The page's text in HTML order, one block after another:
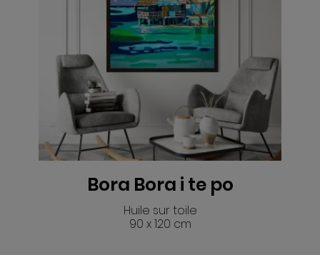
Bora Bora i te po
Huile sur toile
90 x 120 cm
VOIR